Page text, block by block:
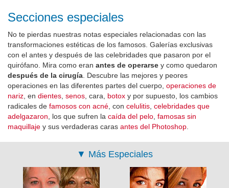
Secciones especiales
No te pierdas nuestras notas especiales relacionadas con las
transformaciones estéticas de los famosos. Galerías exclusivas
con el antes y después de las celebridades que pasaron por el
quirófano. Mira como eran antes de operarse y como quedaron
después de la cirugía . Descubre las mejores y peores
operaciones en las diferentes partes del cuerpo, operaciones de
nariz , en dientes senos , cara, botox y por supuesto, los cambios
radicales de famosos con acné , con celulitis celebridades que
adelgazaron , los que sufren la caída del pelo famosas sin
maquillaje y sus verdaderas caras antes del Photoshop
▼ Más Especiales